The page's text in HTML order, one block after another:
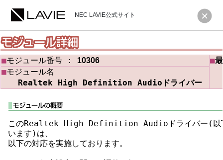
NEC LAVIE公式サイト